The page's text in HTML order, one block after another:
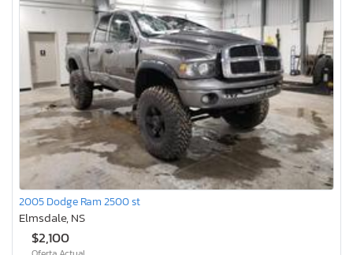
2005 Dodge Ram 2500 st
Elmsdale, NS
$2,100